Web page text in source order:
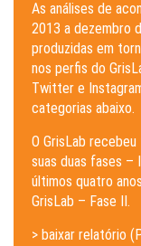
As análises de
2013 a dezembro
produzidas em
nos perfis do
Twitter e
categorias abaixo.
O GrisLab
suas duas fases –
últimos quatro
GrisLab – Fase II.
> baixar relatório